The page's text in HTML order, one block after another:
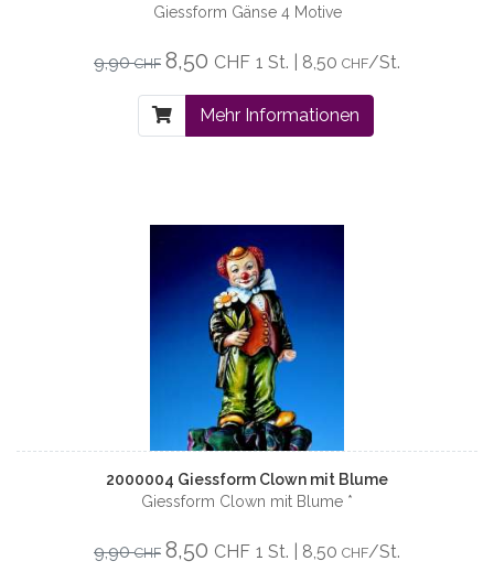
Giessform Gänse 4 Motive
9,90CHF 8,50 CHF 1 St. | 8,50 CHF/St.
Mehr Informationen
2000004 Giessform Clown mit Blume
Giessform Clown mit Blume *
9,90CHF 8,50 CHF 1 St. | 8,50 CHF/St.